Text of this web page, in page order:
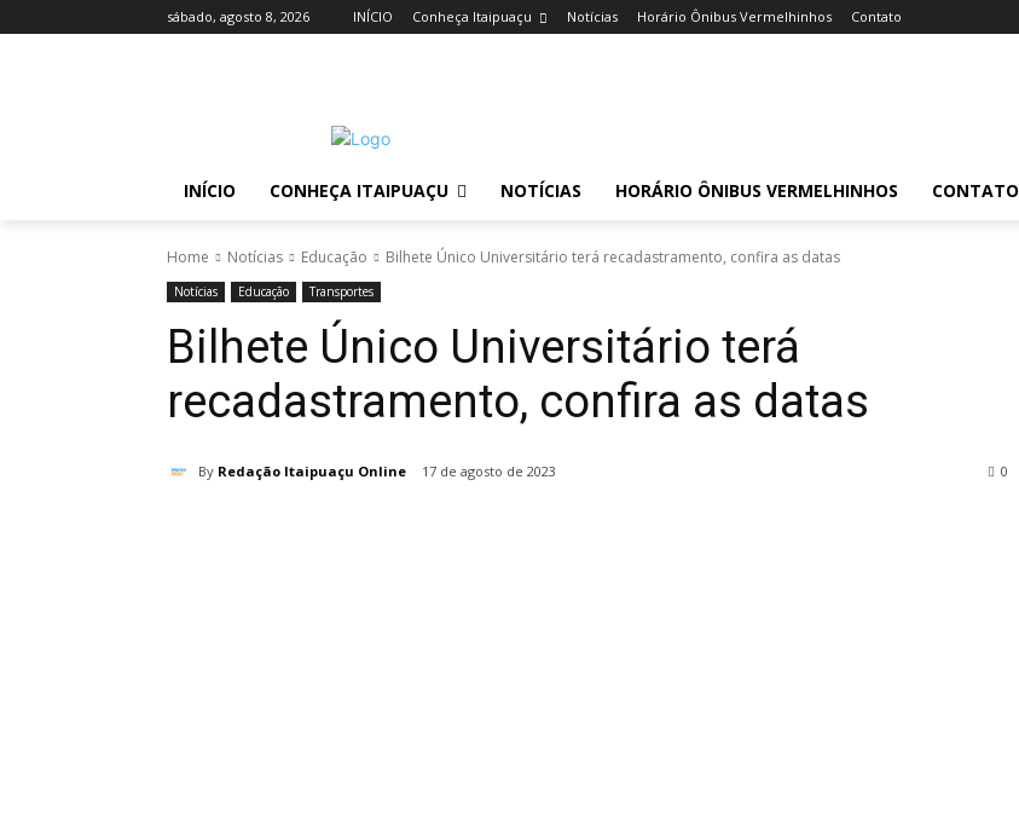
sábado, agosto 8, 2026 INÍCIO Conheça Itaipuaçu Notícias Horário Ônibus Vermelhinhos Contato
INÍCIO CONHEÇA ITAIPUAÇU NOTÍCIAS HORÁRIO ÔNIBUS VERMELHINHOS CONTATO
Home Notícias Educação Bilhete Único Universitário terá recadastramento, confira as datas
Notícias Educação Transportes
Bilhete Único Universitário terá
recadastramento, confira as datas
By Redação Itaipuaçu Online 17 de agosto de 2023 0